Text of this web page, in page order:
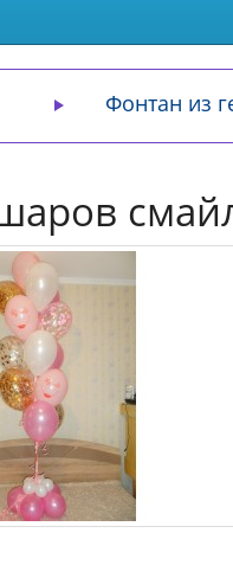
Фонтан из